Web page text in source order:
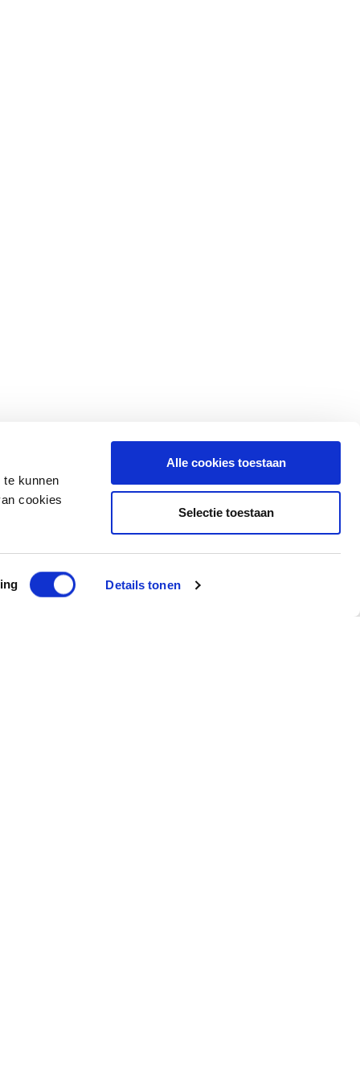
kunnen
cookies
Details tonen
Alle cookies toestaan
Selectie toestaan